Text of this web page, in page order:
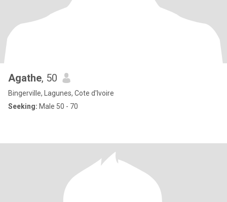
Agathe, 50
Bingerville, Lagunes, Cote d'Ivoire
Seeking: Male 50 - 70